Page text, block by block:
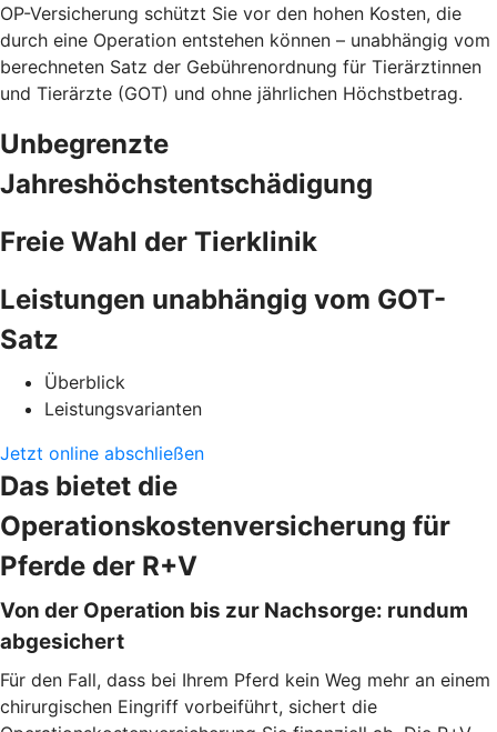
OP-Versicherung schützt Sie vor den hohen Kosten, die
durch eine Operation entstehen können – unabhängig vom
berechneten Satz der Gebührenordnung für Tierärztinnen
und Tierärzte (GOT) und ohne jährlichen Höchstbetrag.
Unbegrenzte
Jahreshöchstentschädigung
Freie Wahl der Tierklinik
Leistungen unabhängig vom GOT-
Satz
Überblick
Leistungsvarianten
Jetzt online abschließen
Das bietet die
Operationskostenversicherung für
Pferde der R+V
Von der Operation bis zur Nachsorge: rundum
abgesichert
Für den Fall, dass bei Ihrem Pferd kein Weg mehr an einem
chirurgischen Eingriff vorbeiführt, sichert die